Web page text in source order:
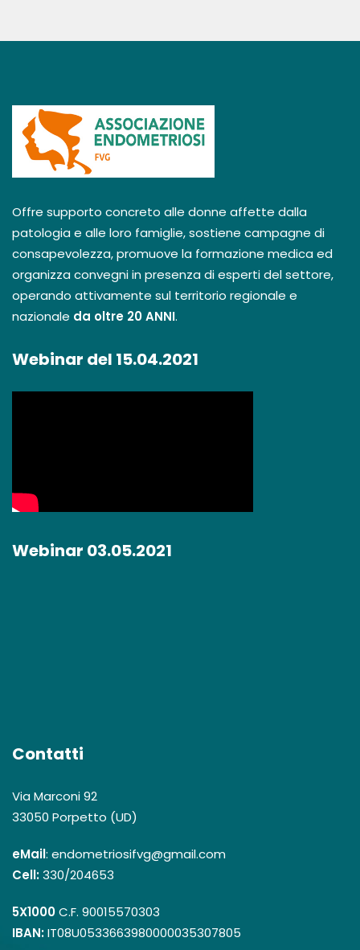
Offre supporto concreto alle donne affette dalla
patologia e alle loro famiglie, sostiene campagne di
consapevolezza, promuove la formazione medica ed
organizza convegni in presenza di esperti del settore,
operando attivamente sul territorio regionale e
nazionale da oltre 20 ANNI.
Webinar del 15.04.2021
Webinar 03.05.2021
Contatti
Via Marconi 92
33050 Porpetto (UD)
eMail: endometriosifvg@gmail.com
Cell:330/204653
5X1000C.F. 90015570303
IBAN:IT08U0533663980000035307805